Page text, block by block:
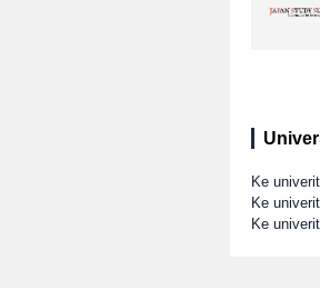
Ke
Ke
Ke